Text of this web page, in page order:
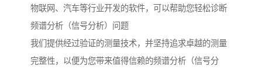
物联网、汽车等行业开发的软件，可以帮助您轻松诊断
频谱分析（信号分析）问题
我们提供经过验证的测量技术，并坚持追求卓越的测量
完整性，以便为您带来值得信赖的频谱分析（信号分